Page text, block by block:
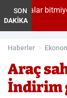
SON
DAKİKA
Esnaf kasis
Haberler
Araç
İndirim